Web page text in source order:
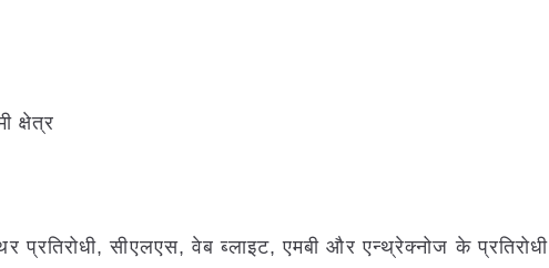
क्षेत्र
प्रतिरोधी, सीएलएस, वेब ब्लाइट, एमबी और एन्थ्रेक्नोज के प्रतिरोधी